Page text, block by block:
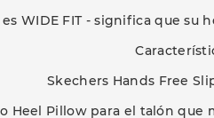
es WIDE FIT - significa que su
Skechers Hands Free
Heel Pillow para el talón